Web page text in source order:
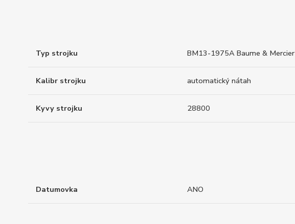
Typ strojku BM13-1975A Baume & Mercier
Kalibr strojku automatický nátah
Kyvy strojku 28800
Datumovka ANO